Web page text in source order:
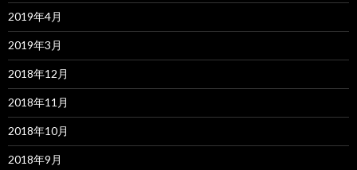
2019年4月
2019年3月
2018年12月
2018年11月
2018年10月
2018年9月